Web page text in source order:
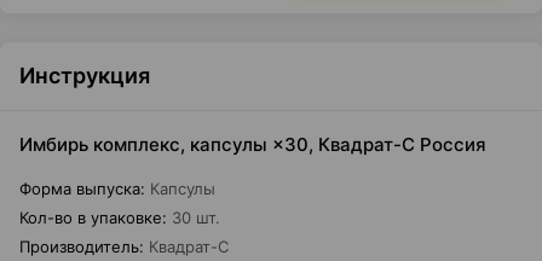
Инструкция
Имбирь комплекс, капсулы ×30, Квадрат-С Россия
Форма выпуска: Капсулы
Кол-во в упаковке: 30 шт.
Производитель: Квадрат-С